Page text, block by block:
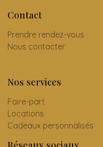
Contact
Prendre rendez-vous
Nous contacter
Nos services
Faire-part
Locations
Cadeaux personnalisés